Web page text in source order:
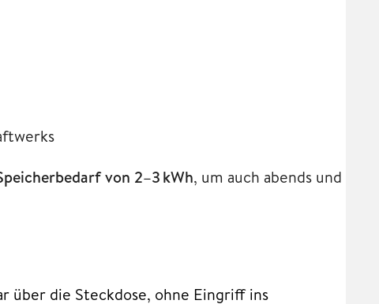
von 2–3 kWh, um auch abends und
über die Steckdose, ohne Eingriff ins